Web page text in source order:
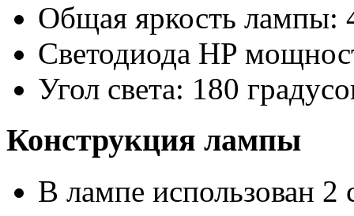
Общая яркость лампы:
Светодиода HP
Угол света: 180
Конструкция лампы
В лампе использован 2